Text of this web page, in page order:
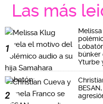
Las más
1
búnker
Yturbe
2